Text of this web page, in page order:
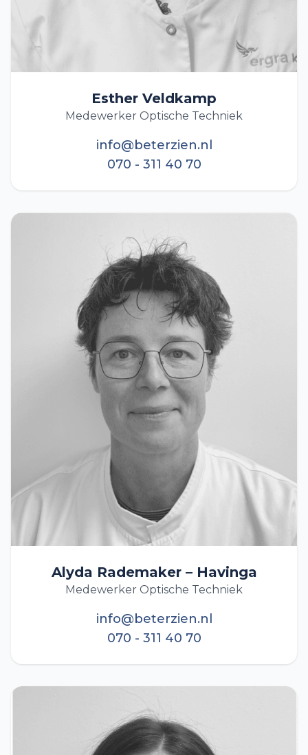
Esther Veldkamp
Medewerker Optische Techniek
info@beterzien.nl
070 - 311 40 70
Alyda Rademaker – Havinga
Medewerker Optische Techniek
info@beterzien.nl
070 - 311 40 70